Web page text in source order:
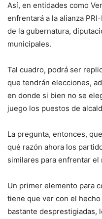
Así, en entidades como
enfrentará a la alianza
de la gubernatura,
municipales.
Tal cuadro, podrá ser
que tendrán elecciones,
en donde si bien no se
juego los puestos de
La pregunta, entonces,
qué razón ahora los
similares para enfrentar el
Un primer elemento para
tiene que ver con el
bastante desprestigiadas,